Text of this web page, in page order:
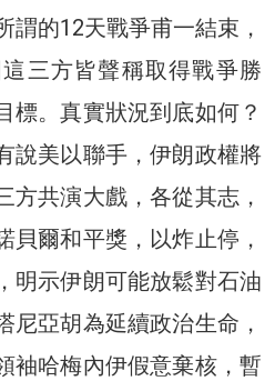
謂的12天戰爭甫一結束，
三方皆聲稱取得戰爭勝
標。真實狀況到底如何？
說美以聯手，伊朗政權將
方共演大戲，各從其志，
貝爾和平獎，以炸止停，
明示伊朗可能放鬆對石油
尼亞胡為延續政治生命，
袖哈梅內伊假意棄核，暫